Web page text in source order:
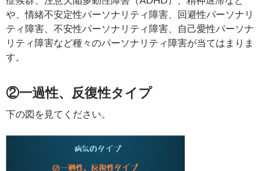
や、情緒不安定性パーソナリティ障害、回避性パーソナリ
ティ障害、不安性パーソナリティ障害、自己愛性パーソナ
リティ障害など種々のパーソナリティ障害が当てはまりま
す。
②一過性、反復性タイプ
下の図を見てください。